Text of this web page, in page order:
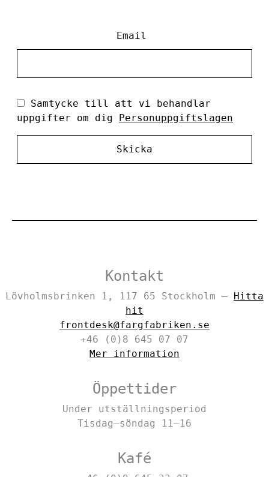
Email
Samtycke till att vi behandlar
uppgifter om dig Personuppgiftslagen
Skicka
Kontakt
Lövholmsbrinken 1, 117 65 Stockholm – Hitta
hit
frontdesk@fargfabriken.se
+46 (0)8 645 07 07
Mer information
Öppettider
Under utställningsperiod
Tisdag–söndag 11–16
Kafé